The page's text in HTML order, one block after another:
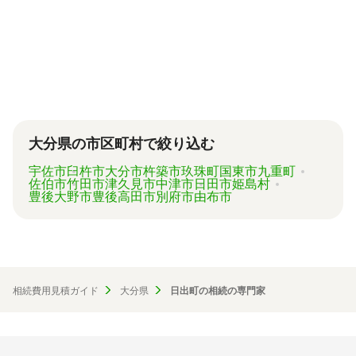
ずは見積を取り寄せてみましょう。
大分県の市区町村で絞り込む
宇佐市臼杵市大分市杵築市玖珠町国東市九重町
佐伯市竹田市津久見市中津市日田市姫島村
豊後大野市豊後高田市別府市由布市
相続費用見積ガイド 大分県 日出町の相続の専門家